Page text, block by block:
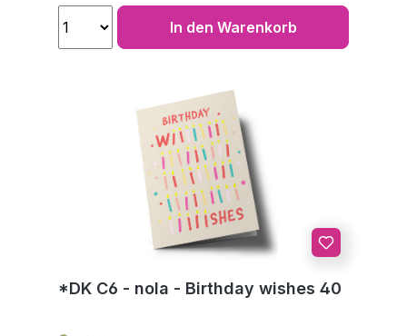
In den Warenkorb
*DK C6 - nola - Birthday wishes 40